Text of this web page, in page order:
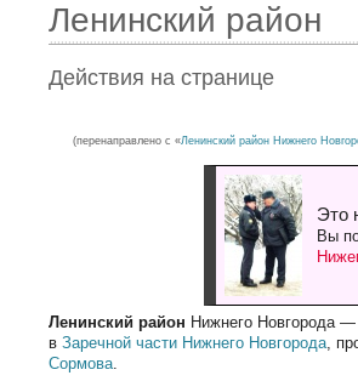
Ленинский район
Действия на странице
(перенаправлено с «Ленинский район Нижнего
Это
Вы
Ленинский район Нижнего Новгорода
вЗаречной части Нижнего Новгорода,
Сормова.